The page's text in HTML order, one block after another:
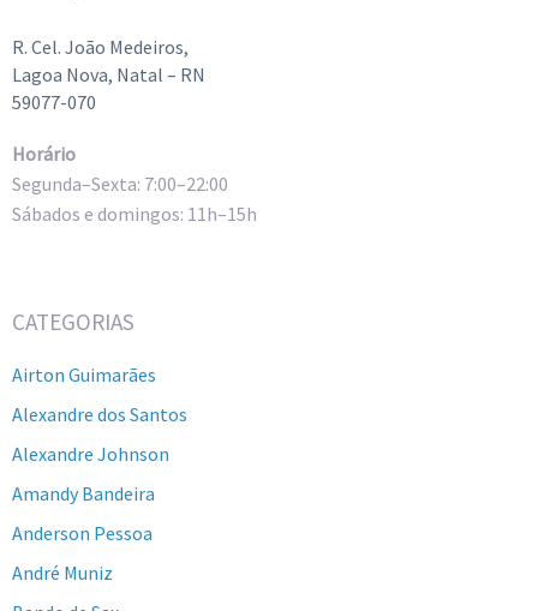
R. Cel. João Medeiros,
Lagoa Nova, Natal – RN
59077-070
Horário
Segunda–Sexta: 7:00–22:00
Sábados e domingos: 11h–15h
CATEGORIAS
Airton Guimarães
Alexandre dos Santos
Alexandre Johnson
Amandy Bandeira
Anderson Pessoa
André Muniz